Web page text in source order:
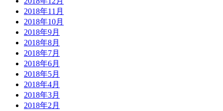
2018年11月
2018年10月
2018年9月
2018年8月
2018年7月
2018年6月
2018年5月
2018年4月
2018年3月
2018年2月